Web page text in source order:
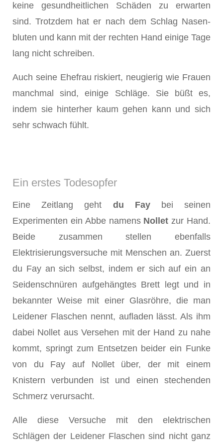
keine gesundheitlichen Schäden zu erwarten
sind. Trotzdem hat er nach dem Schlag Nasen­
bluten und kann mit der rechten Hand einige Tage
lang nicht schreiben.
Auch seine Ehefrau riskiert, neugierig wie Frauen
manch­mal sind, einige Schläge. Sie büßt es,
indem sie hinterher kaum gehen kann und sich
sehr schwach fühlt.
Ein erstes Todesopfer
Eine Zeitlang geht du Fay
bei seinen
Experimenten ein Abbe namens Nollet zur Hand.
Beide zusammen stellen ebenfalls
Elektrisierungsversuche mit Menschen an. Zuerst
du Fay an sich selbst, indem er sich auf ein an
Seiden­schnüren aufgehängtes Brett legt und in
bekannter Weise mit einer Glasröhre, die man
Leidener Flaschen nennt, aufladen lässt. Als ihm
dabei Nollet aus Versehen mit der Hand zu nahe
kommt, springt zum Entsetzen beider ein Funke
von du Fay
auf Nollet
über, der mit einem
Knistern verbunden ist und einen stechen­den
Schmerz verursacht.
Alle diese Versuche mit den elektrischen
Schlägen der Leidener Flaschen sind nicht ganz